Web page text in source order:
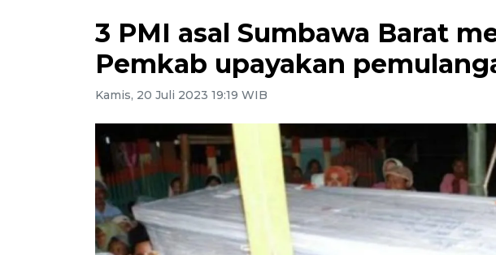
3 PMI asal Sumbawa Barat
Pemkab upayakan
Kamis, 20 Juli 2023 19:19 WIB